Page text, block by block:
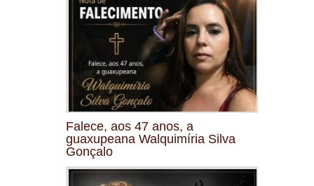
Falece, aos 47 anos, a
guaxupeana Walquimíria Silva
Gonçalo